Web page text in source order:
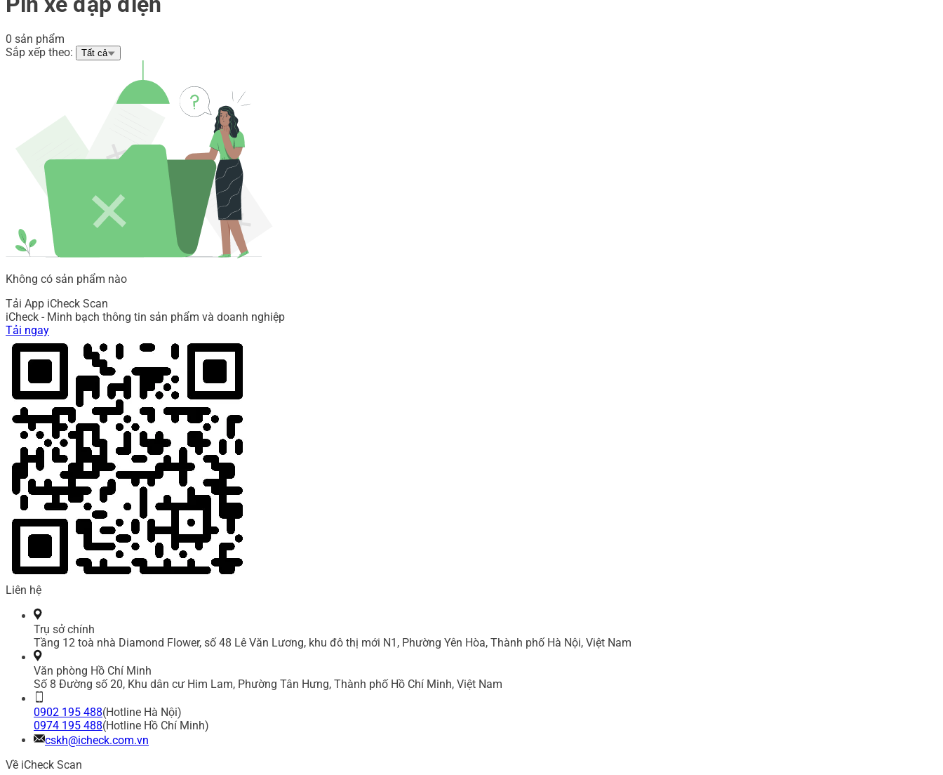
0 sản phẩm
Sắp xếp theo:
Tất cả
Không có sản phẩm nào
Tải App iCheck Scan
iCheck - Minh bạch thông tin sản phẩm và doanh nghiệp
Tải ngay
Liên hệ
Trụ sở chính
Tầng 12 toà nhà Diamond Flower, số 48 Lê Văn Lương, khu đô thị mới N1, Phường Yên Hòa, Thành phố Hà Nội, Việt Nam
Văn phòng Hồ Chí Minh
Số 8 Đường số 20, Khu dân cư Him Lam, Phường Tân Hưng, Thành phố Hồ Chí Minh, Việt Nam
0902 195 488(Hotline Hà Nội)
0974 195 488(Hotline Hồ Chí Minh)
cskh@icheck.com.vn
Về iCheck Scan